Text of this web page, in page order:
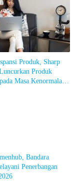
Produk, Sharp
Produk
Masa Kenormalan
Bandara
Penerbangan